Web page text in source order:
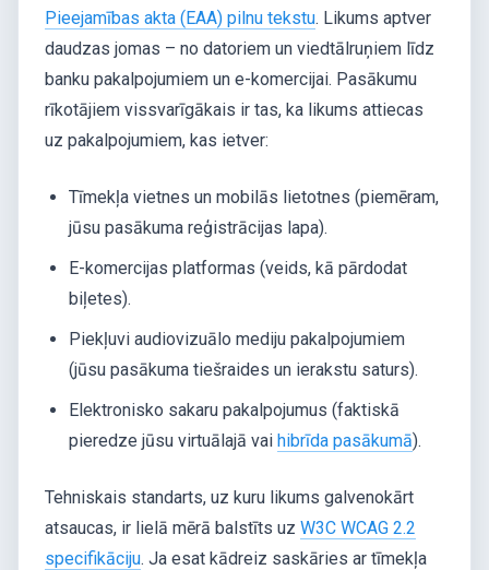
Pieejamības akta (EAA) pilnu tekstu. Likums aptver
daudzas jomas – no datoriem un viedtālruņiem līdz
banku pakalpojumiem un e-komercijai. Pasākumu
rīkotājiem vissvarīgākais ir tas, ka likums attiecas
uz pakalpojumiem, kas ietver:
Tīmekļa vietnes un mobilās lietotnes (piemēram,
jūsu pasākuma reģistrācijas lapa).
E-komercijas platformas (veids, kā pārdodat
biļetes).
Piekļuvi audiovizuālo mediju pakalpojumiem
(jūsu pasākuma tiešraides un ierakstu saturs).
Elektronisko sakaru pakalpojumus (faktiskā
pieredze jūsu virtuālajā vaihibrīda pasākumā).
Tehniskais standarts, uz kuru likums galvenokārt
atsaucas, ir lielā mērā balstīts uz W3C WCAG 2.2
specifikāciju. Ja esat kādreiz saskāries ar tīmekļa